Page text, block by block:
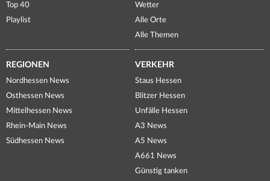
Top 40
Playlist
Wetter
Alle Orte
Alle Themen
REGIONEN
Nordhessen News
Osthessen News
Mittelhessen News
Rhein-Main News
Südhessen News
VERKEHR
Staus Hessen
Blitzer Hessen
Unfälle Hessen
A3 News
A5 News
A661 News
Günstig tanken